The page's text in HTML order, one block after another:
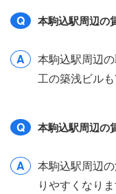
Q 本駒込駅周辺の
A
本駒込駅周辺
工の築浅ビル
Q 本駒込駅周辺の
A
本駒込駅周辺
りやすくなり